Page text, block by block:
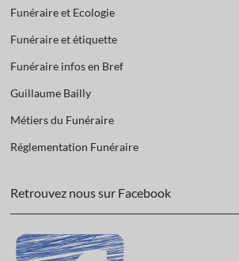
Funéraire et Ecologie
Funéraire et étiquette
Funéraire infos en Bref
Guillaume Bailly
Métiers du Funéraire
Réglementation Funéraire
Retrouvez nous sur Facebook